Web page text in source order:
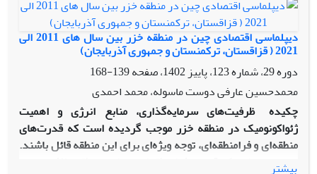
دیپلماسی اقتصادی چین در منطقه خزر بین سال های 2011 الی
2021 ( قزاقستان، ترکمنستان و جمهوری آذربایجان)
دوره 29، شماره 123، پاییز 1402، صفحه
139-168
محمدحسین عارفی دوست ماسوله، محمد احمدی
چکیده
ظرفیت‌های سرمایه‌گذاری، منابع انرژی و اهمیت
ژئواکونومیک در منطقه خزر موجب گردیده است که قدرت‌های
منطقه‌ای و فرامنطقه‌ای، توجه ویژه‌ای برای این منطقه قائل باشند.
چین به‌عنوان یک قدرت فرا­منطقه‌ای در این منطقه تلاش نموده
بیشتر